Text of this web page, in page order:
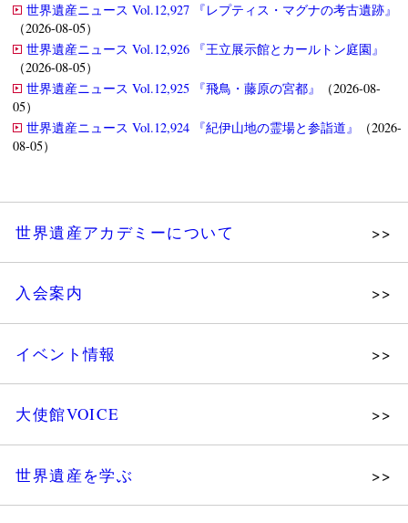
世界遺産ニュース Vol.12,927 『レプティス・マグナの考古遺跡』
（2026-08-05）
世界遺産ニュース Vol.12,926 『王立展示館とカールトン庭園』
（2026-08-05）
世界遺産ニュース Vol.12,925 『飛鳥・藤原の宮都』
（2026-08-
05）
世界遺産ニュース Vol.12,924 『紀伊山地の霊場と参詣道』
（2026-
08-05）
世界遺産アカデミーについて
組織図・役員
法人会員・協賛団体／公認団体
入会案内
イベント情報
大使館VOICE
世界遺産を学ぶ